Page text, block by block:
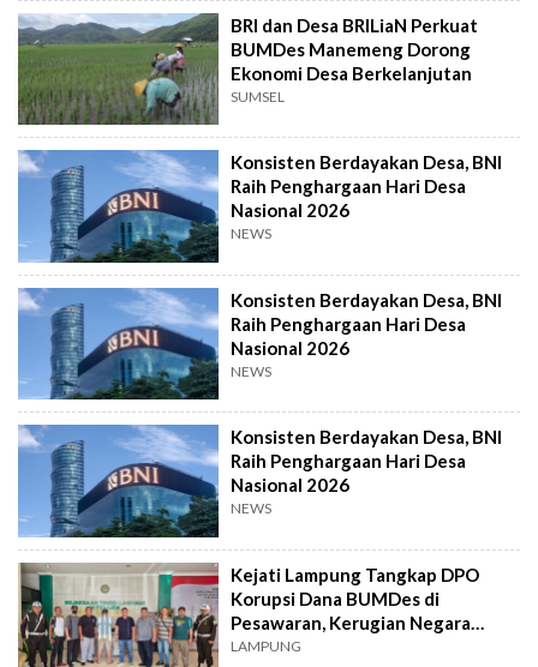
BRI dan Desa BRILiaN Perkuat
BUMDes Manemeng Dorong
Ekonomi Desa Berkelanjutan
SUMSEL
Konsisten Berdayakan Desa, BNI
Raih Penghargaan Hari Desa
Nasional 2026
NEWS
Konsisten Berdayakan Desa, BNI
Raih Penghargaan Hari Desa
Nasional 2026
NEWS
Konsisten Berdayakan Desa, BNI
Raih Penghargaan Hari Desa
Nasional 2026
NEWS
Kejati Lampung Tangkap DPO
Korupsi Dana BUMDes di
Pesawaran, Kerugian Negara
Miliaran
LAMPUNG